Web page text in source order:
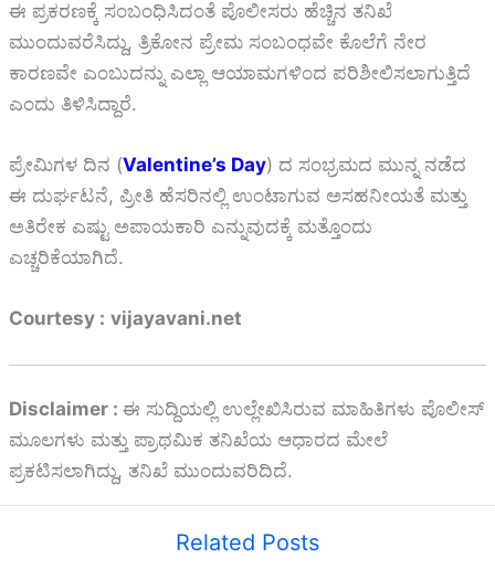
ಈ ಪ್ರಕರಣಕ್ಕೆ ಸಂಬಂಧಿಸಿದಂತೆ ಪೊಲೀಸರು ಹೆಚ್ಚಿನ ತನಿಖೆ
ಮುಂದುವರೆಸಿದ್ದು, ತ್ರಿಕೋನ ಪ್ರೇಮ ಸಂಬಂಧವೇ ಕೊಲೆಗೆ ನೇರ
ಕಾರಣವೇ ಎಂಬುದನ್ನು ಎಲ್ಲಾ ಆಯಾಮಗಳಿಂದ ಪರಿಶೀಲಿಸಲಾಗುತ್ತಿದೆ
ಎಂದು ತಿಳಿಸಿದ್ದಾರೆ.
ಪ್ರೇಮಿಗಳ ದಿನ (Valentine’s Day) ದ ಸಂಭ್ರಮದ ಮುನ್ನ ನಡೆದ
ಈ ದುರ್ಘಟನೆ, ಪ್ರೀತಿ ಹೆಸರಿನಲ್ಲಿ ಉಂಟಾಗುವ ಅಸಹನೀಯತೆ ಮತ್ತು
ಅತಿರೇಕ ಎಷ್ಟು ಅಪಾಯಕಾರಿ ಎನ್ನುವುದಕ್ಕೆ ಮತ್ತೊಂದು
ಎಚ್ಚರಿಕೆಯಾಗಿದೆ.
Courtesy : vijayavani.net
Disclaimer : ಈ ಸುದ್ದಿಯಲ್ಲಿ ಉಲ್ಲೇಖಿಸಿರುವ ಮಾಹಿತಿಗಳು ಪೊಲೀಸ್
ಮೂಲಗಳು ಮತ್ತು ಪ್ರಾಥಮಿಕ ತನಿಖೆಯ ಆಧಾರದ ಮೇಲೆ
ಪ್ರಕಟಿಸಲಾಗಿದ್ದು, ತನಿಖೆ ಮುಂದುವರಿದಿದೆ.
Related Posts